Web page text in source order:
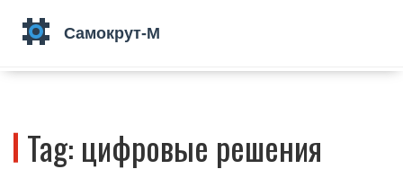
Tag: цифровые решения